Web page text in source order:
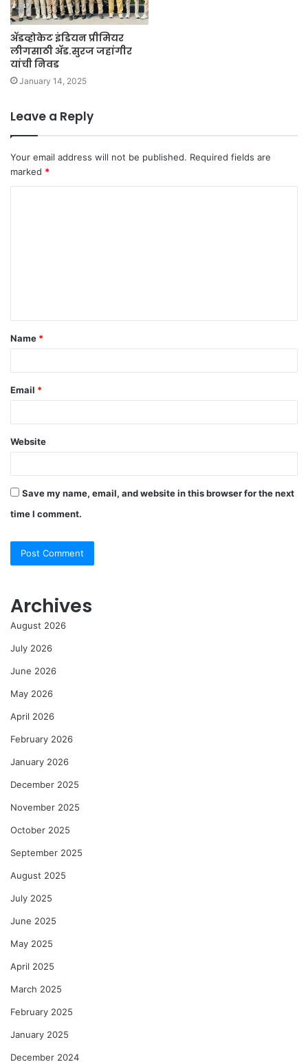
ॲडव्होकेट इंडियन प्रीमियर
लीगसाठी ॲड.सुरज जहांगीर
यांची निवड
January 14, 2025
Leave a Reply
Your email address will not be published. Required fields are
marked *
t
*
Name *
Email *
Website
Save my name, email, and website in this browser for the next
time I comment.
Archives
August 2026
July 2026
June 2026
May 2026
April 2026
February 2026
January 2026
December 2025
November 2025
October 2025
September 2025
August 2025
July 2025
June 2025
May 2025
April 2025
March 2025
February 2025
January 2025
December 2024